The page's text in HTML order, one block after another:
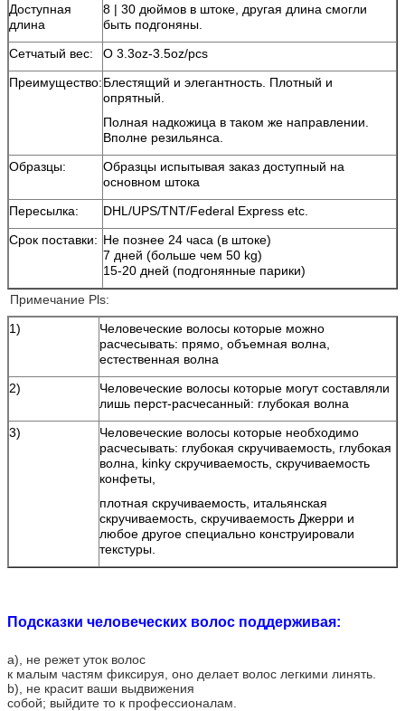
Доступная
длина
8 | 30 дюймов в штоке, другая длина смогли
быть подгоняны.
Сетчатый вес:
О 3.3oz-3.5oz/pcs
Преимущество:Блестящий и элегантность. Плотный и
опрятный.
Полная надкожица в таком же направлении.
Вполне резильянса.
Образцы:
Образцы испытывая заказ доступный на
основном штока
Пересылка:
DHL/UPS/TNT/Federal Express etc.
Срок поставки: Не познее 24 часа (в штоке)
7 дней (больше чем 50 kg)
15-20 дней (подгонянные парики)
Примечание Pls:
1)
Человеческие волосы которые можно
расчесывать: прямо, объемная волна,
естественная волна
2)
Человеческие волосы которые могут составляли
лишь перст-расчесанный: глубокая волна
3)
Человеческие волосы которые необходимо
расчесывать: глубокая скручиваемость, глубокая
волна, kinky скручиваемость, скручиваемость
конфеты,
плотная скручиваемость, итальянская
скручиваемость, скручиваемость Джерри и
любое другое специально конструировали
текстуры.
Подсказки человеческих волос поддерживая:
a), не режет уток волос
к малым частям фиксируя, оно делает волос легкими линять.
b), не красит ваши выдвижения
собой; выйдите то к профессионалам.